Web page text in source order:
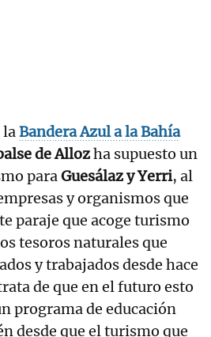
laBandera Azul a la Bahía
de Allozha supuesto un
paraGuesálaz y Yerri, al
y organismos que
paraje que acoge turismo
tesoros naturales que
y trabajados desde hace
de que en el futuro esto
programa de educación
desde que el turismo que